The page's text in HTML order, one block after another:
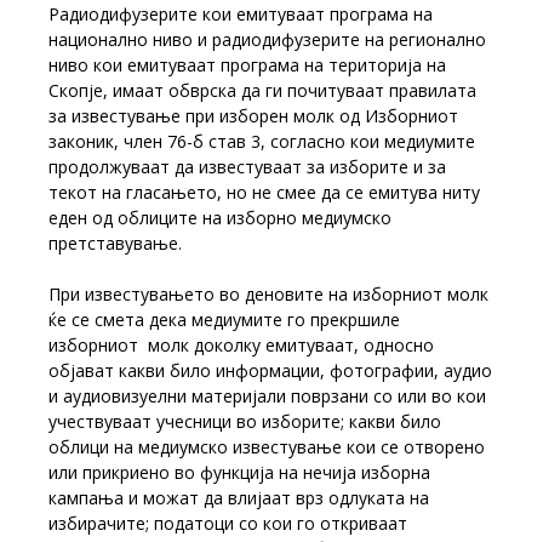
Радиодифузерите кои емитуваат програма на
национално ниво и радиодифузерите на регионално
ниво кои емитуваат програма на територија на
Скопје, имаат обврска да ги почитуваат правилата
за известување при изборен молк од Изборниот
законик, член 76-б став 3, согласно кои медиумите
продолжуваат да известуваат за изборите и за
текот на гласањето, но не смее да се емитува ниту
еден од облиците на изборно медиумско
претставување.
При известувањето во деновите на изборниот молк
ќе се смета дека медиумите го прекршиле
изборниот молк доколку емитуваат, односно
објават какви било информации, фотографии, аудио
и аудиовизуелни материјали поврзани со или во кои
учествуваат учесници во изборите; какви било
облици на медиумско известување кои се отворено
или прикриено во функција на нечија изборна
кампања и можат да влијаат врз одлуката на
избирачите; податоци со кои го откриваат